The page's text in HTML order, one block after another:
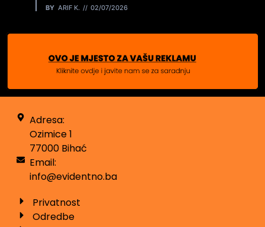
BY ARIF K. 02/07/2026
Adresa:
Ozimice 1
77000 Bihać
Email:
info@evidentno.ba
Privatnost
Odredbe